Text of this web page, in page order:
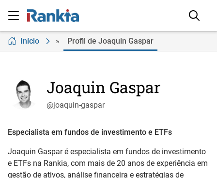
Início » Profil de Joaquin Gaspar
Joaquin Gaspar
@joaquin-gaspar
Especialista em fundos de investimento e ETFs
Joaquin Gaspar é especialista em fundos de investimento
e ETFs na Rankia, com mais de 20 anos de experiência em
gestão de ativos, análise financeira e estratégias de